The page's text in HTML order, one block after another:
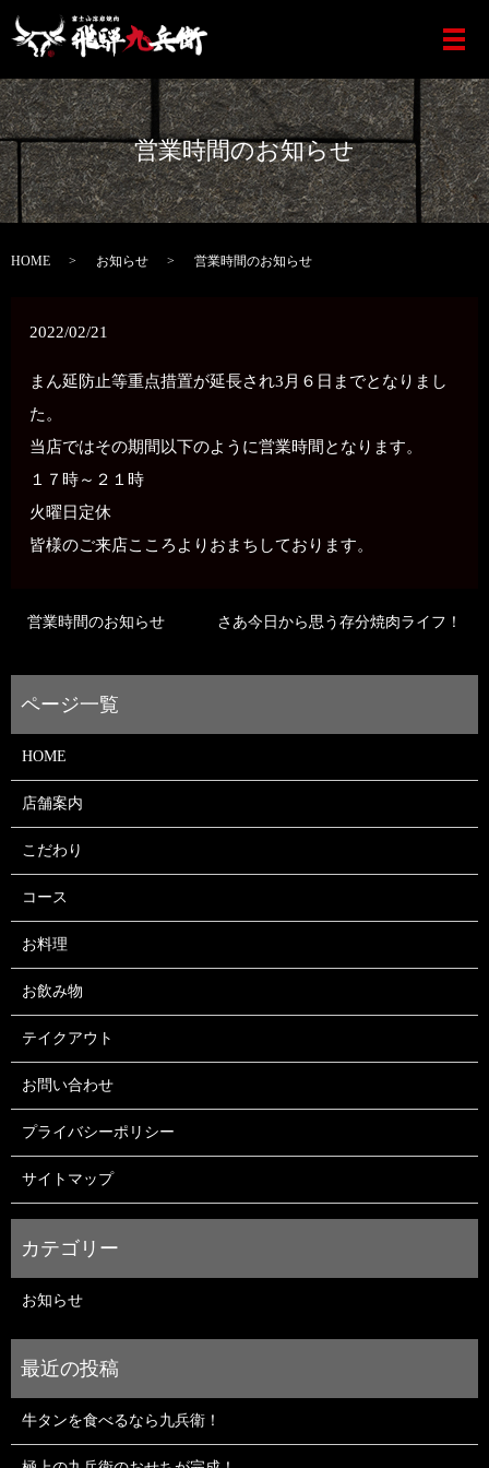
営業時間のお知らせ
HOME お知らせ 営業時間のお知らせ
2022/02/21
まん延防止等重点措置が延長され3月６日までとなりまし
た。
当店ではその期間以下のように営業時間となります。
１７時～２１時
火曜日定休
皆様のご来店こころよりおまちしております。
営業時間のお知らせ さあ今日から思う存分焼肉ライフ！
HOME
店舗案内
こだわり
コース
お料理
お飲み物
テイクアウト
お問い合わせ
プライバシーポリシー
サイトマップ
お知らせ
牛タンを食べるなら九兵衛！